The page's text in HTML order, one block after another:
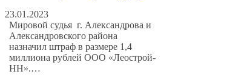
23.01.2023
Мировой судья г. Александрова и
Александровского района
назначил штраф в размере 1,4
миллиона рублей ООО «Леострой-
НН».…